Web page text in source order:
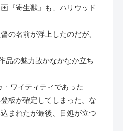
『寄生獣』も、ハリウッド
の名前が浮上したのだが、
品の魅力故かなかなか立ち
・ワイティティであった――
板が確定してしまった。な
まれたが最後、目処が立つ